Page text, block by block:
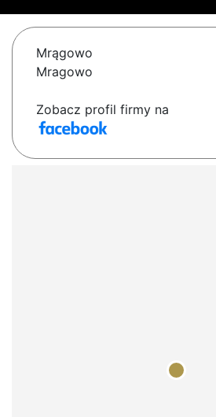
Mrągowo
Mragowo
Zobacz profil firmy na